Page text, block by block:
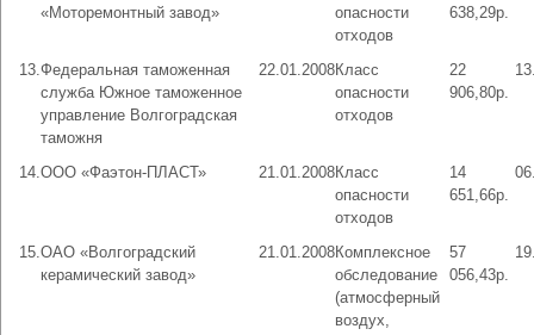
«Моторемонтный завод»
опасности
отходов
638,29р.
13.Федеральная таможенная
служба Южное таможенное
управление Волгоградская
таможня
22.01.2008Класс
опасности
отходов
22
906,80р.
14.ООО «Фаэтон-ПЛАСТ» 21.01.2008Класс
опасности
отходов
14
651,66р.
15.ОАО «Волгоградский
керамический завод»
21.01.2008Комплексное
обследование
(атмосферный
воздух,
57
056,43р.